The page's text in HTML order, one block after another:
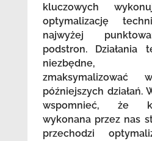
kluczowych
optymalizację
najwyżej
podstron. Działania
niezbędne,
zmaksymalizować
późniejszych działań.
wspomnieć, że
wykonana przez nas
przechodzi